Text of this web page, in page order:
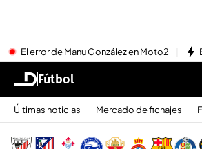
El error de Manu González en Moto2
Fútbol
Últimas noticias Mercado de fichajes